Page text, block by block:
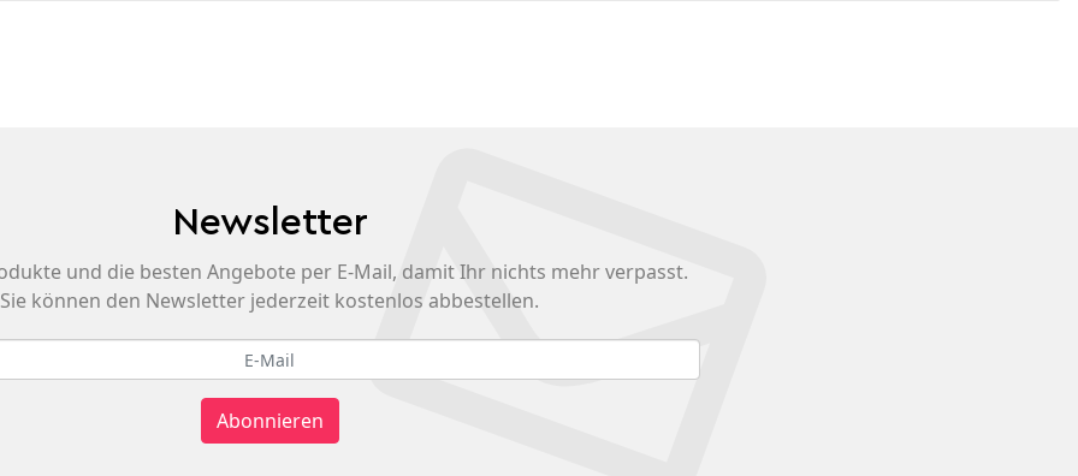
Newsletter
und die besten Angebote per E-Mail, damit Ihr nichts mehr verpasst.
Sie können den Newsletter jederzeit kostenlos abbestellen.
Abonnieren